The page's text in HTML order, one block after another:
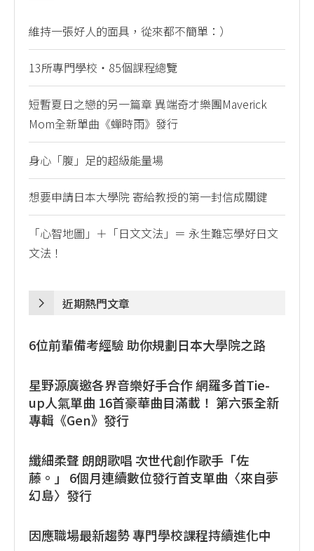
維持一張好人的面具，從來都不簡單：）
13所專門學校・85個課程總覽
短暫夏日之戀的另一篇章 異端奇才樂團Maverick
Mom全新單曲《蟬時雨》發行
身心「腹」足的超級能量場
想要申請日本大學院 寄給教授的第一封信成關鍵
「心智地圖」＋「日文文法」＝ 永生難忘學好日文
文法！
近期熱門文章
6位前輩備考經驗 助你規劃日本大學院之路
星野源廣邀各界音樂好手合作 網羅多首Tie-
up人氣單曲 16首豪華曲目滿載！ 第六張全新
專輯《Gen》發行
纖細柔聲 朗朗歌唱 次世代創作歌手「佐
藤。」 6個月連續數位發行首支單曲〈來自夢
幻島〉發行
因應職場最新趨勢 專門學校課程持續進化中